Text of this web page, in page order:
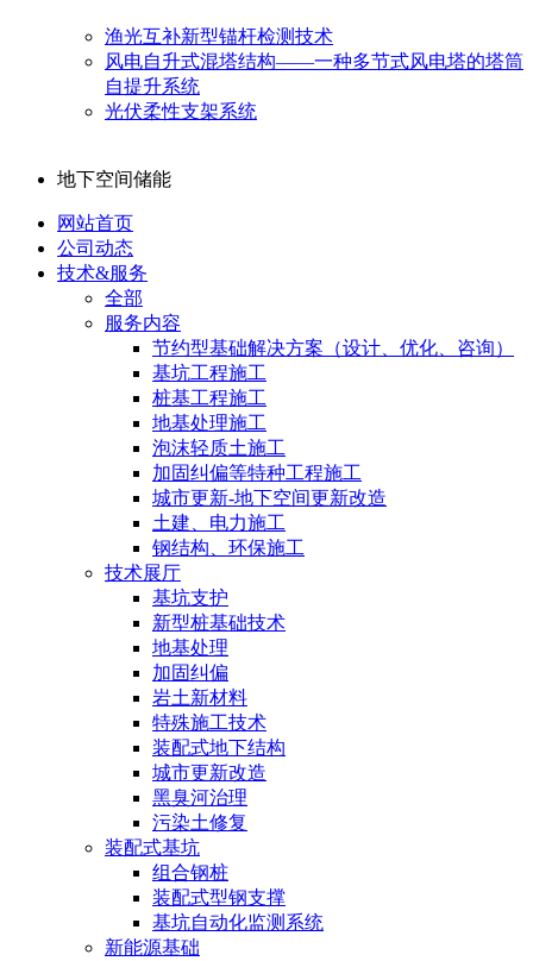
渔光互补新型锚杆检测技术
风电自升式混塔结构——一种多节式风电塔的塔筒
自提升系统
光伏柔性支架系统
地下空间储能
网站首页
公司动态
技术&服务
全部
服务内容
节约型基础解决方案（设计、优化、咨询）
基坑工程施工
桩基工程施工
地基处理施工
泡沫轻质土施工
加固纠偏等特种工程施工
城市更新-地下空间更新改造
土建、电力施工
钢结构、环保施工
技术展厅
基坑支护
新型桩基础技术
地基处理
加固纠偏
岩土新材料
特殊施工技术
装配式地下结构
城市更新改造
黑臭河治理
污染土修复
装配式基坑
组合钢桩
装配式型钢支撑
基坑自动化监测系统
新能源基础